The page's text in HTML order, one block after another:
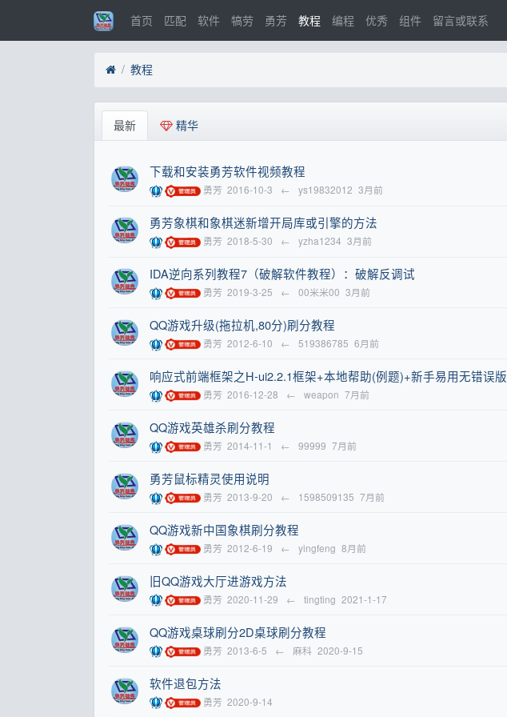
首页 匹配 软件 犒劳 勇芳 教程 编程 优秀 组件 留言或联系
教程
最新 精华
下载和安装勇芳软件视频教程
勇芳 2016-10-3 ← ys19832012 3月前
勇芳象棋和象棋迷新增开局库或引擎的方法
勇芳 2018-5-30 ← yzha1234 3月前
IDA逆向系列教程7（破解软件教程）：破解反调试
勇芳 2019-3-25 ← 00米米00 3月前
QQ游戏升级(拖拉机,80分)刷分教程
勇芳 2012-6-10 ← 519386785 6月前
响应式前端框架之H-ui2.2.1框架+本地帮助(例题)+新手易用无错误版
勇芳 2016-12-28 ← weapon 7月前
QQ游戏英雄杀刷分教程
勇芳 2014-11-1 ← 99999 7月前
勇芳鼠标精灵使用说明
勇芳 2013-9-20 ← 1598509135 7月前
QQ游戏新中国象棋刷分教程
勇芳 2012-6-19 ← yingfeng 8月前
旧QQ游戏大厅进游戏方法
勇芳 2020-11-29 ← tingting 2021-1-17
QQ游戏桌球刷分2D桌球刷分教程
勇芳 2013-6-5 ← 麻科 2020-9-15
软件退包方法
勇芳 2020-9-14